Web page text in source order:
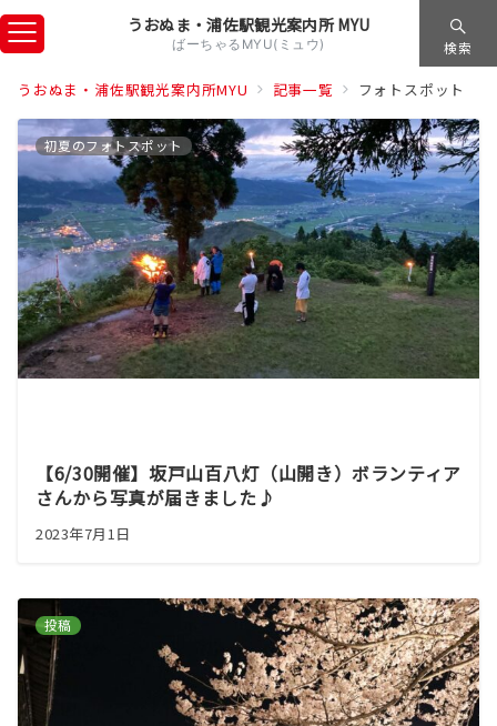
うおぬま・浦佐駅観光案内所 MYU
ばーちゃるMYU(ミュウ) 検索
うおぬま・浦佐駅観光案内所MYU 記事一覧 フォトスポット
初夏のフォトスポット
【6/30開催】坂戸山百八灯（山開き）ボランティア
さんから写真が届きました♪
2023年7月1日
投稿